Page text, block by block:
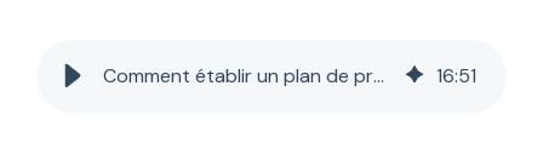
Comment établir un plan de prospection commerciale gagnant ? 16:51